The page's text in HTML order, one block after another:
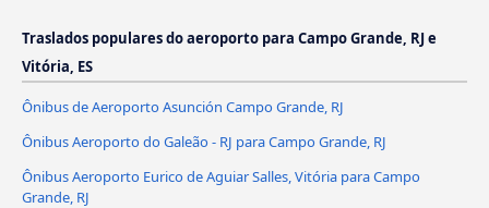
Traslados populares do aeroporto para Campo Grande, RJ e
Vitória, ES
Ônibus de Aeroporto Asunción Campo Grande, RJ
Ônibus Aeroporto do Galeão - RJ para Campo Grande, RJ
Ônibus Aeroporto Eurico de Aguiar Salles, Vitória para Campo
Grande, RJ